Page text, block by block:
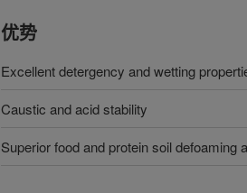
优势
Excellent detergency and wetting
Caustic and acid stability
Superior food and protein soil defoaming